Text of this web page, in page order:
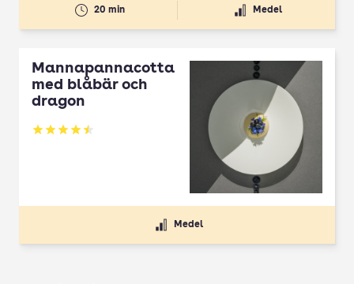
20 min Medel
Mannapannacotta
med blåbär och
dragon
Betyg: 4.5 av 5
Medel